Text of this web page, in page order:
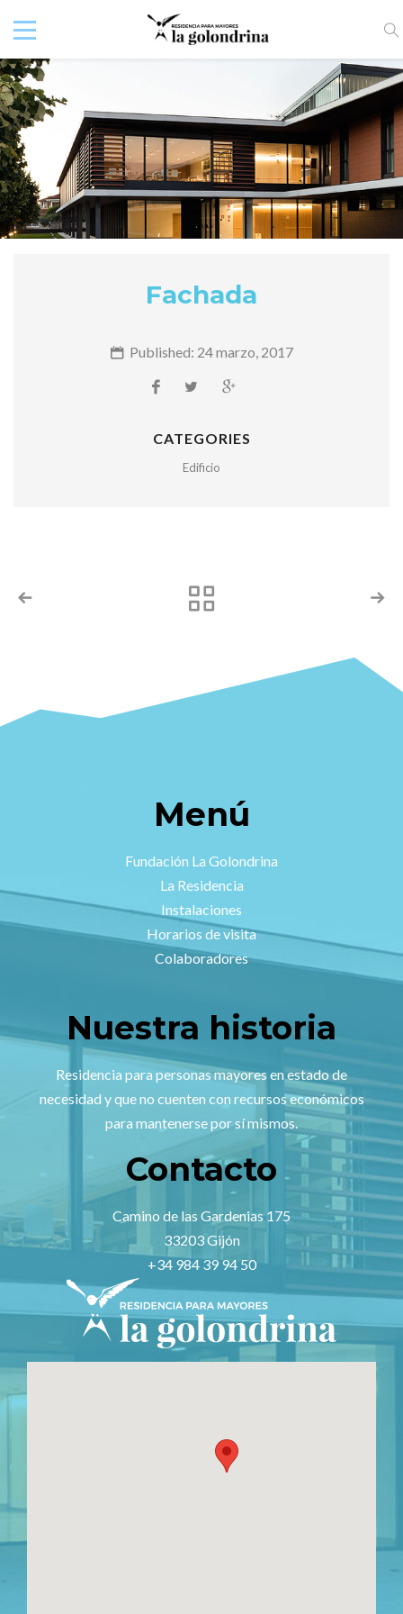
Fachada
Published: 24 marzo, 2017
CATEGORIES
Edificio
Menú
Fundación La Golondrina
La Residencia
Instalaciones
Horarios de visita
Colaboradores
Nuestra historia
Residencia para personas mayores en estado de
necesidad y que no cuenten con recursos económicos
para mantenerse por sí mismos.
Contacto
Camino de las Gardenias 175
33203 Gijón
+34 984 39 94 50